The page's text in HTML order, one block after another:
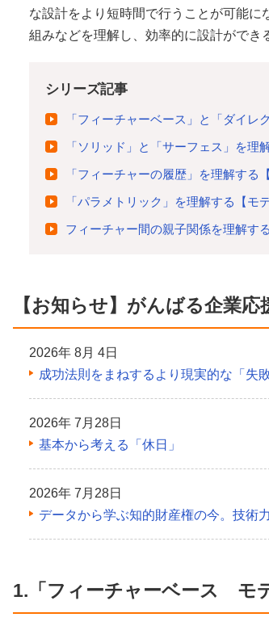
な設計をより短時間で行うことが可能
組みなどを理解し、効率的に設計ができ
シリーズ記事
「フィーチャーベース」と「ダイレ
「ソリッド」と「サーフェス」を理
「フィーチャーの履歴」を理解する
「パラメトリック」を理解する【モ
フィーチャー間の親子関係を理解す
【お知らせ】がんばる企業
2026年 8月 4日
成功法則をまねするより現実的な「失
2026年 7月28日
基本から考える「休日」
2026年 7月28日
データから学ぶ知的財産権の今。技術
1.「フィーチャーベース モ